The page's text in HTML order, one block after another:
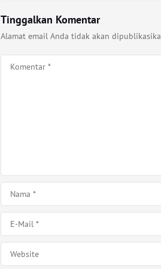
Tinggalkan Komentar
Alamat email Anda tidak akan